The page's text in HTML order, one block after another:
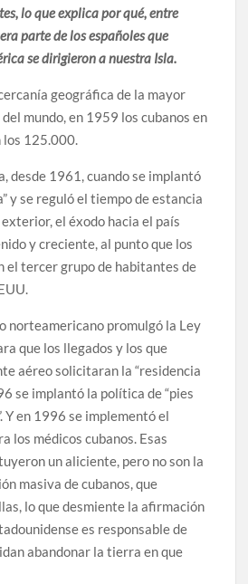
lo que explica por qué, entre
parte de los españoles que
se dirigieron a nuestra Isla.
geográfica de la mayor
mundo, en 1959 los cubanos en
los 125.000.
desde 1961, cuando se implantó
y se reguló el tiempo de estancia
el éxodo hacia el país
y creciente, al punto que los
el tercer grupo de habitantes de
norteamericano promulgó la Ley
que los llegados y los que
aéreo solicitaran la “residencia
se implantó la política de “pies
Y en 1996 se implementó el
los médicos cubanos. Esas
un aliciente, pero no son la
masiva de cubanos, que
lo que desmiente la afirmación
es responsable de
abandonar la tierra en que